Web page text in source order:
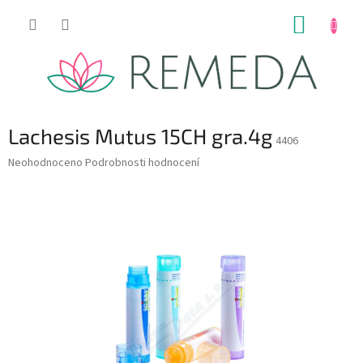
Lachesis Mutus 15CH gra.4g 4406
Průměrné
Neohodnoceno Podrobnosti hodnocení